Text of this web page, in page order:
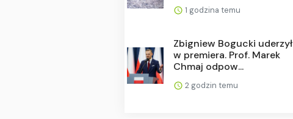
1 godzina temu
Zbigniew Bogucki uderzył
w premiera. Prof. Marek
Chmaj odpow...
2 godzin temu